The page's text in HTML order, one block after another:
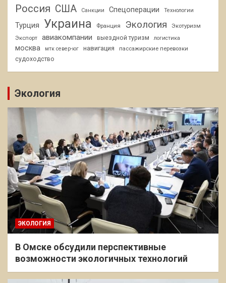
Россия США Санкции Спецоперации Технологии
Турция Украина Франция Экология
Экотуризм
Экспорт
авиакомпании выездной туризм логистика
москва мтк север-юг навигация
пассажирские перевозки
судоходство
Экология
ЭКОЛОГИЯ
В Омске обсудили перспективные
возможности экологичных технологий